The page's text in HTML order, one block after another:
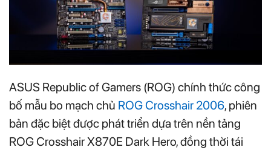
ASUS Republic of Gamers (ROG) chính thức công
bố mẫu bo mạch chủ ROG Crosshair 2006, phiên
bản đặc biệt được phát triển dựa trên nền tảng
ROG Crosshair X870E Dark Hero, đồng thời tái